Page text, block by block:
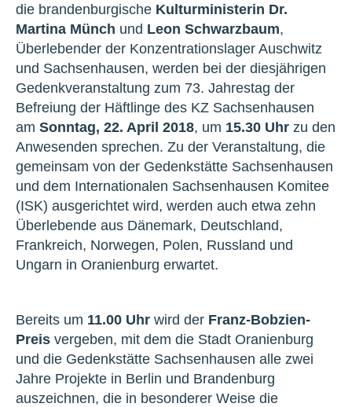
die brandenburgische Kulturministerin Dr.
Martina Münch und Leon Schwarzbaum,
Überlebender der Konzentrationslager Auschwitz
und Sachsenhausen, werden bei der diesjährigen
Gedenkveranstaltung zum 73. Jahrestag der
Befreiung der Häftlinge des KZ Sachsenhausen
am Sonntag, 22. April 2018, um 15.30 Uhr zu den
Anwesenden sprechen. Zu der Veranstaltung, die
gemeinsam von der Gedenkstätte Sachsenhausen
und dem Internationalen Sachsenhausen Komitee
(ISK) ausgerichtet wird, werden auch etwa zehn
Überlebende aus Dänemark, Deutschland,
Frankreich, Norwegen, Polen, Russland und
Ungarn in Oranienburg erwartet.
Bereits um 11.00 Uhr wird der Franz-Bobzien-
Preis vergeben, mit dem die Stadt Oranienburg
und die Gedenkstätte Sachsenhausen alle zwei
Jahre Projekte in Berlin und Brandenburg
auszeichnen, die in besonderer Weise die